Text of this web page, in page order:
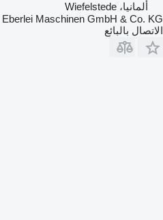
ألمانيا، Wiefelstede
Eberlei Maschinen GmbH & Co. KG
الاتصال بالبائع